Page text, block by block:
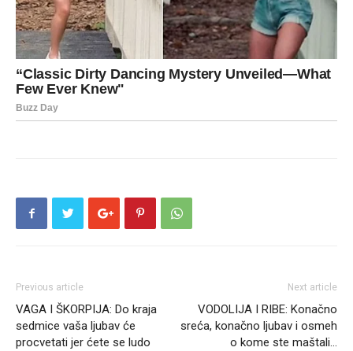
Previous article
VAGA I ŠKORPIJA: Do kraja
sedmice vaša ljubav će
procvetati jer ćete se ludo
Next article
VODOLIJA I RIBE: Konačno
sreća, konačno ljubav i osmeh
o kome ste maštali…